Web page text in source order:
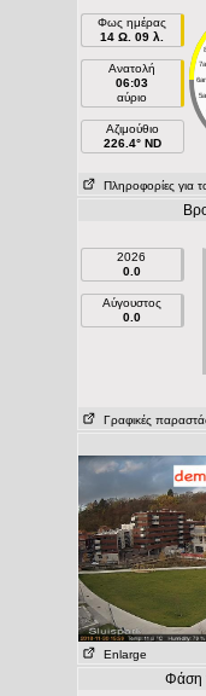
Φως ημέρας
14 Ω. 09 λ.
Ανατολή
06:03
αύριο
Aζιμούθιο
226.4° ND
Πληροφορίες για
2026
0.0
Αύγουστος
0.0
Γραφικές
Enlarge
Φάση